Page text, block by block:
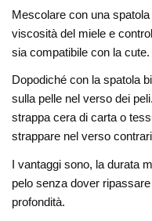
Mescolare con una
viscosità del miele e
sia compatibile con la cute.
Dopodiché con la spatola
sulla pelle nel verso dei
strappa cera di carta o
strappare nel verso
I vantaggi sono, la durata
pelo senza dover
profondità.